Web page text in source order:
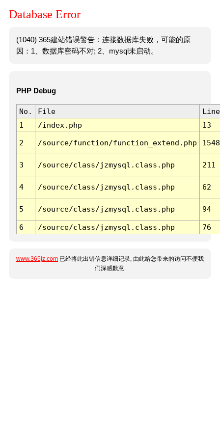
Database Error
(1040) 365建站错误警告：连接数据库失败，可能的原
因：1、数据库密码不对; 2、mysql未启动。
PHP Debug
No. File
Line
1
/index.php 13
2 /source/function/function_extend.php 1548
3 /source/class/jzmysql.class.php 211
4 /source/class/jzmysql.class.php 62
5 /source/class/jzmysql.class.php 94
6 /source/class/jzmysql.class.php 76
www.365jz.com 已经将此出错信息详细记录, 由此给您带来的访问不便我
们深感歉意.